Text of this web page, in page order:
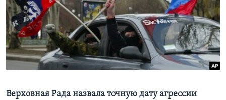
Learning English
СОЦИАЛЬНЫЕ СЕТИ
Языки
Верховная Рада назвала точную дату агрессии